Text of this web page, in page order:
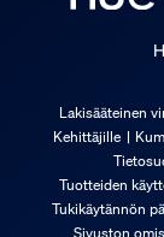
12,34 kg
125 mm
Pituus
Lakisääteinen
Kehittäjille
Tuotteiden
Tukikäytännön
Sivuston